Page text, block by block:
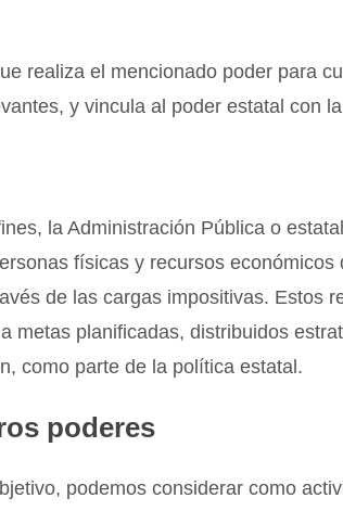
realiza el mencionado poder para
y vincula al poder estatal con
la Administración Pública o
físicas y recursos económicos
de las cargas impositivas. Estos
metas planificadas, distribuidos
como parte de la política estatal.
poderes
podemos considerar como